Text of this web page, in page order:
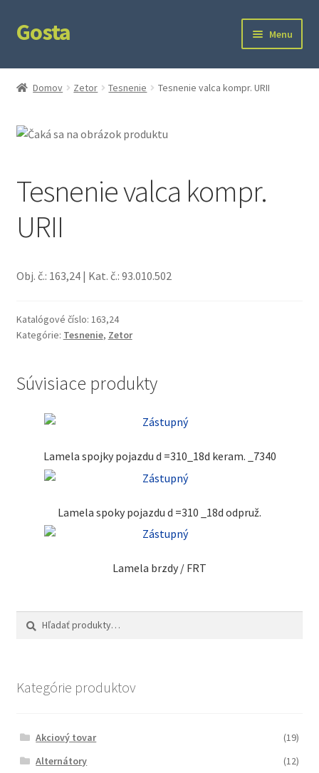
Preskočiť
na
Preskočiť
na
Gosta Menu
Domov
Domov Zetor Tesnenie Tesnenie valca kompr. URII
Tesnenie valca kompr.
URII
Obj. č.: 163,24 | Kat. č.: 93.010.502
Katalógové číslo: 163,24
Kategórie: Tesnenie, Zetor
Súvisiace produkty
Lamela spojky pojazdu d =310_18d keram. _7340
Lamela spoky pojazdu d =310 _18d odpruž.
Lamela brzdy / FRT
Hľadať:
Vyhľadávanie
Kategórie produktov
Akciový tovar
(19)
Alternátory
(12)